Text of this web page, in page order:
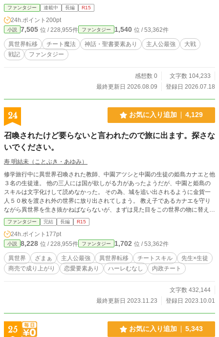
奪】を刻む冷酷な絶対覇者として、この狂った世界を気ままに蹂躙（エンジョ
イ）するはずだった――。 （ヤバい、威力がデカすぎて森ごと消し飛ばすとこ
ろだった……） 「……なるほど。あえて手加減し、我々に後始末の機会を与え
てくださったのですね！ さすがはユリウス様！」 内心の焦りとは裏腹に、俺の
適当な言動を臣下の猛者たちが勝手に『底知れぬ深謀遠慮』だと深読みし、崇拝
は加速していく！？ やがて、王私領トゥラン最強の冒険者ククルカンや元将軍
レヴィとの出会いをきっかけに、世界は激動を始める。 ゼウス率いるオリュン
有の『世界大戦』の幕が上がる！ 【ギリシャ・インド・北欧など、世界の神
話・伝説をモチーフにした、美しくも残酷な大戦記ファンタジー】 ※本作は
ファンタジー 連載中 長編 R15
24h.ポイント 200pt
小説 7,505 位 / 228,955件 ファンタジー 1,540 位 / 53,362件
異世界転移 チート魔法 神話・聖書要素あり 主人公最強
大戦
戦記
ファンタジー
感想数 0
文字数 104,233
最終更新日 2026.08.09
登録日 2026.07.18
24 お気に入り追加 4,129
召喚されたけど要らないと言われたので旅に出ます。探さな
いでください。
寿 明結未（ことぶき・あゆみ）
修学旅行中に異世界召喚された教師、中園アツシと中園の生徒の姫島カナエと他
３名の生徒達。 他の三人には国が欲しがる力があったようだが、中園と姫島の
スキルは文字化けして読めなかった。 その為、城を追い出されるように金貨一
人５０枚を渡され外の世界に放り出されてしまう。 教え子であるカナエを守り
ながら異世界を生き抜かねばならないが、まずは見た目をこの世界の物に替えて
二人は慎重に話し合いをし、冒険者を雇うか、奴隷を買うか悩む。 まずはこの
世界を知らねばならないとして、奴隷市場に行き、明日殺処分だった虎獣人のシ
ュウと、妹のナノを購入。 シュウとナノを購入した二人は、国を出て別の国へ
と移動する事となる。 ★他サイトにも連載中です（カクヨム・なろう・ピクシ
ブ） ※本作は、過去に他サイト上に転載されたバージョンとは無関係の、 うど
ん五段本人による正式なオリジナル公開版です。
ファンタジー 完結 長編 R15
24h.ポイント 177pt
小説 8,228 位 / 228,955件 ファンタジー 1,702 位 / 53,362件
異世界 ざまぁ 主人公最強 異世界転移 チートスキル
先生×生徒
商売で成り上がり
恋愛要素あり ハーレむなし 内政チート
文字数 432,144
最終更新日 2023.11.23
登録日 2023.10.01
25 お気に入り追加 5,343